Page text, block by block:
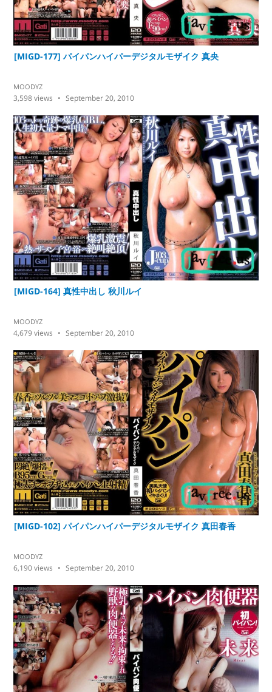
[MIGD-177] パイパンハイパーデジタルモザイク 真央
MOODYZ
3,598views September 20, 2010
[MIGD-164] 真性中出し 秋川ルイ
MOODYZ
4,679views September 20, 2010
[MIGD-102] パイパンハイパーデジタルモザイク 真田春香
MOODYZ
6,190views September 20, 2010